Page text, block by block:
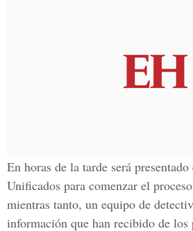
En horas de la tarde será
Unificados para comenzar el
mientras tanto, un equipo de
información que han recibido de los